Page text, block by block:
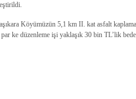
Köyümüzün 5,1 km II. kat asfalt
ke düzenleme işi yaklaşık 30 bin TL’lik